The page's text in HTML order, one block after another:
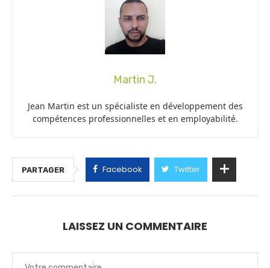
Martin J.
Jean Martin est un spécialiste en développement des
compétences professionnelles et en employabilité.
PARTAGER Facebook Twitter
LAISSEZ UN COMMENTAIRE